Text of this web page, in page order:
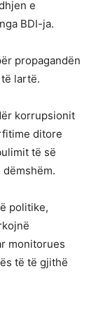
e
BDI-ja.
propagandën
lartë.
korrupsionit
ditore
të së
politike,
monitorues
të të gjithë